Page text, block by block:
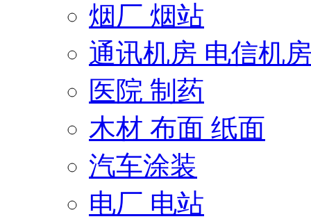
烟厂 烟站
通讯机房 电信机
医院 制药
木材 布面 纸面
汽车涂装
电厂 电站